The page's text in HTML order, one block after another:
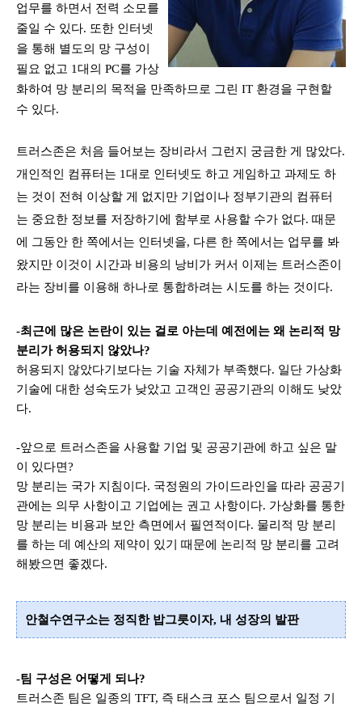
업무를 하면서 전력 소모를
줄일 수 있다. 또한 인터넷
을 통해 별도의 망 구성이
필요 없고 1대의 PC를 가상
화하여 망 분리의 목적을 만족하므로 그린 IT 환경을 구현할
수 있다.
트러스존은 처음 들어보는 장비라서 그런지 궁금한 게 많았다.
개인적인 컴퓨터는 1대로 인터넷도 하고 게임하고 과제도 하
는 것이 전혀 이상할 게 없지만 기업이나 정부기관의 컴퓨터
는 중요한 정보를 저장하기에 함부로 사용할 수가 없다. 때문
에 그동안 한 쪽에서는 인터넷을, 다른 한 쪽에서는 업무를 봐
왔지만 이것이 시간과 비용의 낭비가 커서 이제는 트러스존이
라는 장비를 이용해 하나로 통합하려는 시도를 하는 것이다.
-최근에 많은 논란이 있는 걸로 아는데 예전에는 왜 논리적 망
분리가 허용되지 않았나?
허용되지 않았다기보다는 기술 자체가 부족했다. 일단 가상화
기술에 대한 성숙도가 낮았고 고객인 공공기관의 이해도 낮았
다.
-앞으로 트러스존을 사용할 기업 및 공공기관에 하고 싶은 말
이 있다면?
망 분리는 국가 지침이다. 국정원의 가이드라인을 따라 공공기
관에는 의무 사항이고 기업에는 권고 사항이다. 가상화를 통한
망 분리는 비용과 보안 측면에서 필연적이다. 물리적 망 분리
를 하는 데 예산의 제약이 있기 때문에 논리적 망 분리를 고려
해봤으면 좋겠다.
안철수연구소는 정직한 밥그릇이자, 내 성장의 발판
-팀 구성은 어떻게 되나?
트러스존 팀은 일종의 TFT, 즉 태스크 포스 팀으로서 일정 기